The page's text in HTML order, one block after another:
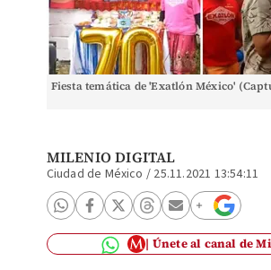
Fiesta temática de 'Exatlón México'
MILENIO DIGITAL
Ciudad de México / 25.11.2021 13:54:11
Únete al canal de